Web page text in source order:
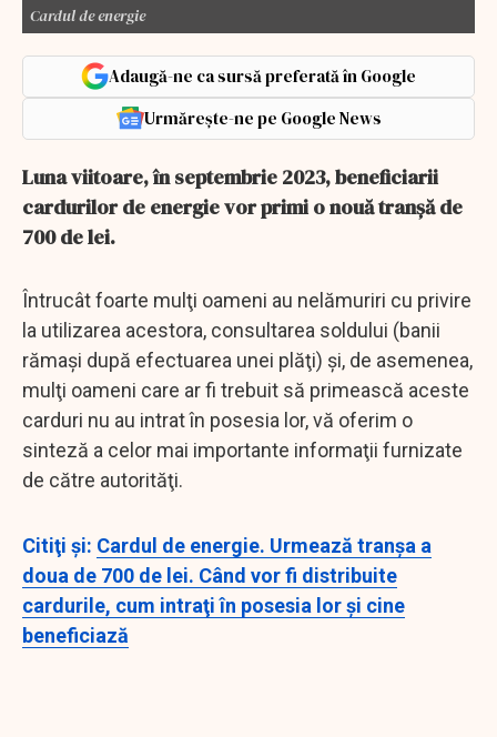
Cardul de energie
Adaugă-ne ca sursă preferată în Google
Urmărește-ne pe Google News
Luna viitoare, în septembrie 2023, beneficiarii
cardurilor de energie vor primi o nouă tranşă de
700 de lei.
Întrucât foarte mulţi oameni au nelămuriri cu privire
la utilizarea acestora, consultarea soldului (banii
rămaşi după efectuarea unei plăţi) şi, de asemenea,
mulţi oameni care ar fi trebuit să primească aceste
carduri nu au intrat în posesia lor, vă oferim o
sinteză a celor mai importante informaţii furnizate
de către autorităţi.
Citiţi şi: Cardul de energie. Urmează tranşa a
doua de 700 de lei. Când vor fi distribuite
cardurile, cum intraţi în posesia lor şi cine
beneficiază